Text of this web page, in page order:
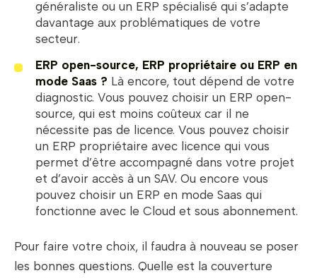
généraliste ou un ERP spécialisé qui s’adapte
davantage aux problématiques de votre
secteur.
ERP open-source, ERP propriétaire ou ERP en
mode Saas ? Là encore, tout dépend de votre
diagnostic. Vous pouvez choisir un ERP open-
source, qui est moins coûteux car il ne
nécessite pas de licence. Vous pouvez choisir
un ERP propriétaire avec licence qui vous
permet d’être accompagné dans votre projet
et d’avoir accès à un SAV. Ou encore vous
pouvez choisir un ERP en mode Saas qui
fonctionne avec le Cloud et sous abonnement.
Pour faire votre choix, il faudra à nouveau se poser
les bonnes questions. Quelle est la couverture